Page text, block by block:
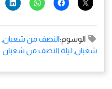
الوسوم:النصف من شعبان,
شعبان, ليلة النصف من شعبان